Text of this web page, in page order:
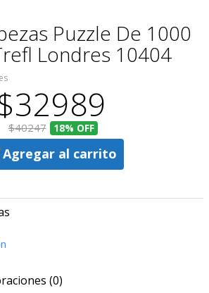
Puzzle De 1000
Londres 10404
$40247 18% OFF
Agregar al carrito
(0)